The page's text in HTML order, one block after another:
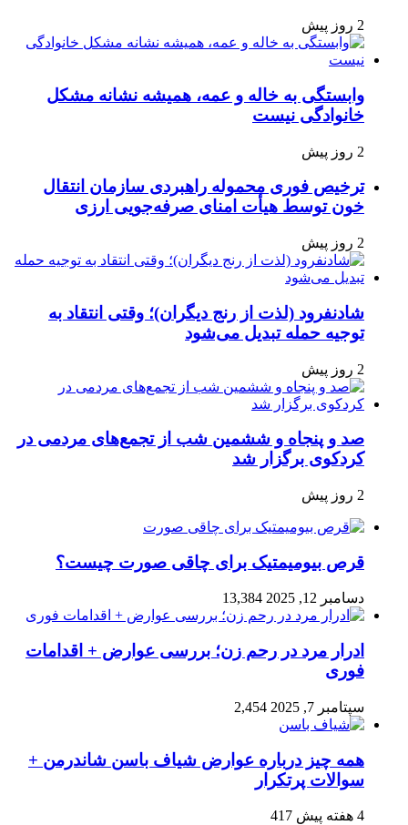
2 روز پیش
وابستگی به خاله و عمه، همیشه نشانه مشکل
خانوادگی نیست
2 روز پیش
ترخیص فوری محموله راهبردی سازمان انتقال
خون توسط هیأت امنای صرفه‌جویی ارزی
2 روز پیش
شادنفرود (لذت از رنج دیگران)؛ وقتی انتقاد به
توجیه حمله تبدیل می‌شود
2 روز پیش
صد و پنجاه‌ و ششمین شب از تجمع‌های مردمی در
کردکوی برگزار شد
2 روز پیش
قرص بیومیمتیک برای چاقی صورت چیست؟
دسامبر 12, 2025 13,384
ادرار مرد در رحم زن؛ بررسی عوارض + اقدامات
فوری
سپتامبر 7, 2025 2,454
همه چیز درباره عوارض شیاف باسن شاندرمن +
سوالات پرتکرار
4 هفته پیش 417